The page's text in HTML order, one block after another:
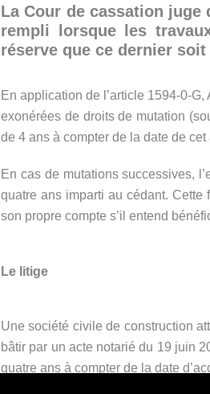
La Cour de cassation juge
rempli lorsque les
réserve que ce dernier soit
En application de l’article 1594-0-
exonérées de droits de mutation
de 4 ans à compter de la date de
En cas de mutations successives,
quatre ans imparti au cédant.
son propre compte s’il entend
Le litige
Une société civile de construction
bâtir par un acte notarié du 19 juin
quatre ans à compter de la date